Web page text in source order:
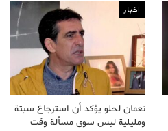
اخبار
نعمان لحلو يؤكد أن استرجاع سبتة
ومليلية ليس سوى مسألة وقت